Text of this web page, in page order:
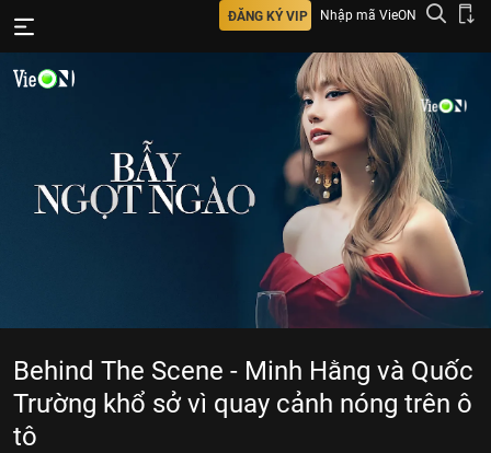
ĐĂNG KÝ VIP Nhập mã VieON
Behind The Scene - Minh Hằng và Quốc
Trường khổ sở vì quay cảnh nóng trên ô
tô